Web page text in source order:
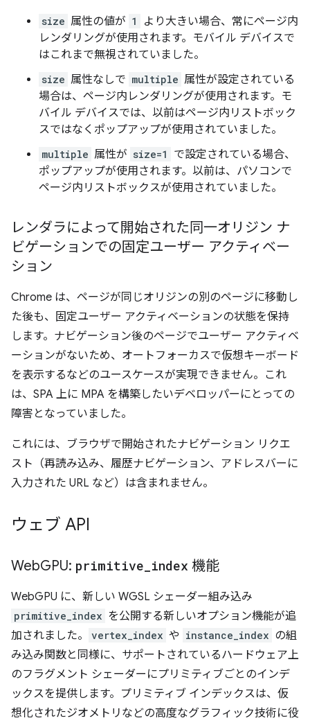
size 属性の値が 1
より大きい場合、常にページ内
レンダリングが使用されます。モバイル デバイスで
はこれまで無視されていました。
size 属性なしで multiple 属性が設定されている
場合は、ページ内レンダリングが使用されます。モ
バイル デバイスでは、以前はページ内リストボック
スではなくポップアップが使用されていました。
multiple 属性が size=1
で設定されている場合、
ポップアップが使用されます。以前は、パソコンで
ページ内リストボックスが使用されていました。
レンダラによって開始された同一オリジン ナ
ビゲーションでの固定ユーザー アクティベー
ション
Chrome は、ページが同じオリジンの別のページに移動し
た後も、固定ユーザー アクティベーションの状態を保持
します。ナビゲーション後のページでユーザー アクティベ
ーションがないため、オートフォーカスで仮想キーボード
を表示するなどのユースケースが実現できません。これ
は、SPA 上に MPA を構築したいデベロッパーにとっての
障害となっていました。
これには、ブラウザで開始されたナビゲーション リクエ
スト（再読み込み、履歴ナビゲーション、アドレスバーに
入力された URL など）は含まれません。
ウェブ API
WebGPU: primitive index 機能
WebGPU に、新しい WGSL シェーダー組み込み
primitive_index を公開する新しいオプション機能が追
加されました。
vertex_index や instance_index の組
み込み関数と同様に、サポートされているハードウェア上
のフラグメント シェーダーにプリミティブごとのインデ
ックスを提供します。プリミティブ インデックスは、仮
想化されたジオメトリなどの高度なグラフィック技術に役